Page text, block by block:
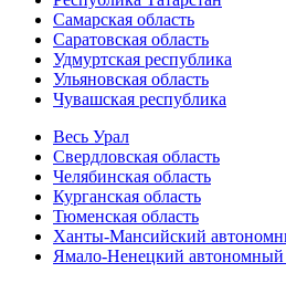
Самарская область
Саратовская область
Удмуртская республика
Ульяновская область
Чувашская республика
Весь Урал
Свердловская область
Челябинская область
Курганская область
Тюменская область
Ханты-Мансийский
Ямало-Ненецкий автономный